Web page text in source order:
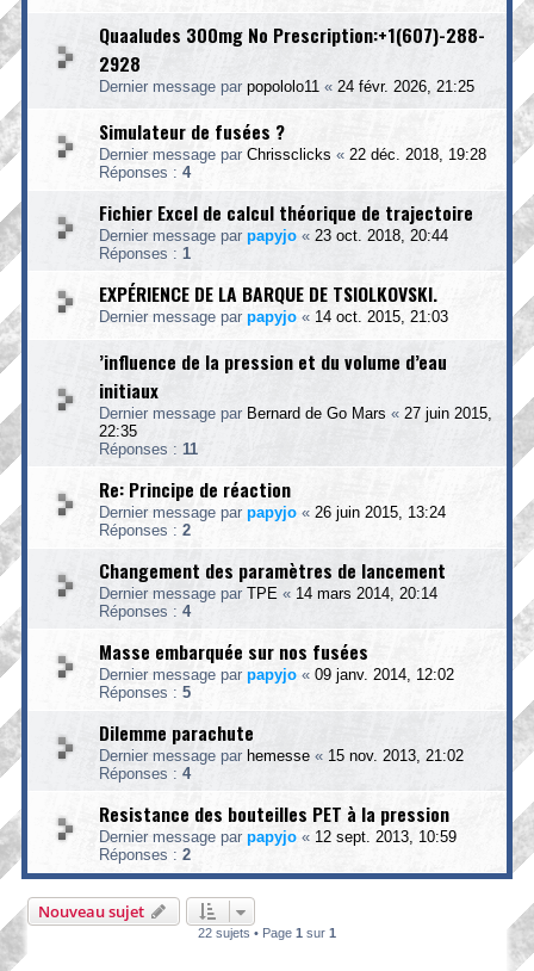
Quaaludes 300mg No Prescription:+1(607)-288-
2928
Dernier message par popololo11 « 24 févr. 2026, 21:25
Simulateur de fusées ?
Dernier message par Chrissclicks « 22 déc. 2018, 19:28
Réponses : 4
Fichier Excel de calcul théorique de trajectoire
Dernier message par papyjo « 23 oct. 2018, 20:44
Réponses : 1
EXPÉRIENCE DE LA BARQUE DE TSIOLKOVSKI.
Dernier message par papyjo « 14 oct. 2015, 21:03
’influence de la pression et du volume d’eau
initiaux
Dernier message par Bernard de Go Mars « 27 juin 2015,
22:35
Réponses : 11
Re: Principe de réaction
Dernier message par papyjo « 26 juin 2015, 13:24
Réponses : 2
Changement des paramètres de lancement
Dernier message par TPE « 14 mars 2014, 20:14
Réponses : 4
Masse embarquée sur nos fusées
Dernier message par papyjo « 09 janv. 2014, 12:02
Réponses : 5
Dilemme parachute
Dernier message par hemesse « 15 nov. 2013, 21:02
Réponses : 4
Resistance des bouteilles PET à la pression
Dernier message par papyjo « 12 sept. 2013, 10:59
Réponses : 2
Nouveau sujet
22 sujets • Page 1 sur 1